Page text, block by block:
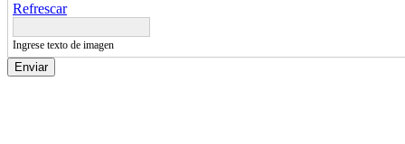
Refrescar
Ingrese texto de imagen